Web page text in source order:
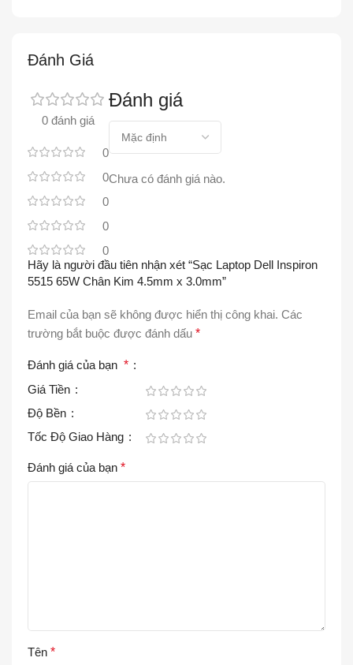
Đánh Giá
0 đánh giá
0
0
0
0
0
Đánh giá
Chưa có đánh giá nào.
Hãy là người đầu tiên nhận xét “Sạc Laptop Dell Inspiron
5515 65W Chân Kim 4.5mm x 3.0mm”
Email của bạn sẽ không được hiển thị công khai. Các
trường bắt buộc được đánh dấu *
Đánh giá của bạn *
Giá Tiền
Độ Bền
Tốc Độ Giao Hàng
Đánh giá của bạn *
Tên *